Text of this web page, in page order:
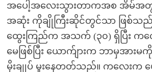
အပေါ့အလေးသွားတာကအစ အိမ်အ
အဆုံး ကိုချိုကြီးဆိုင်တွင်သာ ဖြစ်သည်
ထွေးကြည်က အသက် (၃၀) ရှိပြီး က
မေဖြစ်ပြီး ယောက်ျားက ဘာမှအားမ
မိုးချုပ် မူးနေတတ်သည်။ ကလေးက ယေ